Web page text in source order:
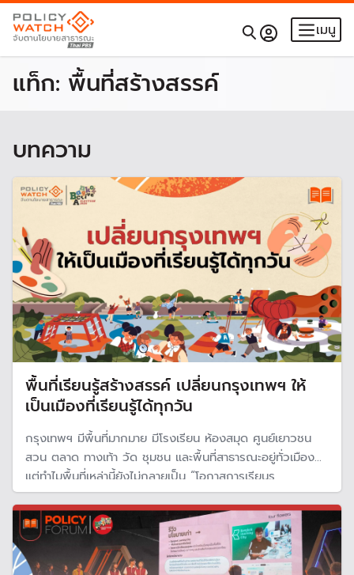
เมนู
แท็ก: พื้นที่สร้างสรรค์
บทความ
พื้นที่เรียนรู้สร้างสรรค์ เปลี่ยนกรุงเทพฯ ให้
เป็นเมืองที่เรียนรู้ได้ทุกวัน
กรุงเทพฯ มีพื้นที่มากมาย มีโรงเรียน ห้องสมุด ศูนย์เยาวชน
สวน ตลาด ทางเท้า วัด ชุมชน และพื้นที่สาธารณะอยู่ทั่วเมือง
แต่ทำไมพื้นที่เหล่านี้ยังไม่กลายเป็น “โอกาสการเรียนร